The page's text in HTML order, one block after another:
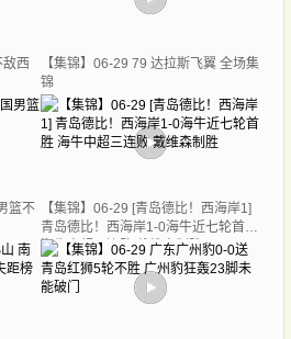
敌西
【集锦】06-29 79 达拉斯飞翼 全场集
锦
篮不
【集锦】06-29 [青岛德比！西海岸1]
青岛德比！西海岸1-0海牛近七轮首胜
海牛中超三连败 戴维森制胜